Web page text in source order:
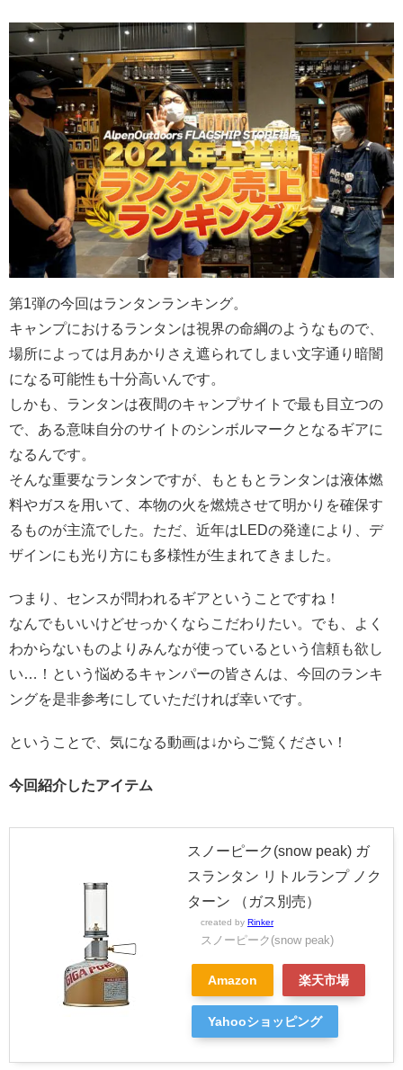
第1弾の今回はランタンランキング。
キャンプにおけるランタンは視界の命綱のようなもので、
場所によっては月あかりさえ遮られてしまい文字通り暗闇
になる可能性も十分高いんです。
しかも、ランタンは夜間のキャンプサイトで最も目立つの
で、ある意味自分のサイトのシンボルマークとなるギアに
なるんです。
そんな重要なランタンですが、もともとランタンは液体燃
料やガスを用いて、本物の火を燃焼させて明かりを確保す
るものが主流でした。ただ、近年はLEDの発達により、デ
ザインにも光り方にも多様性が生まれてきました。
つまり、センスが問われるギアということですね！
なんでもいいけどせっかくならこだわりたい。でも、よく
わからないものよりみんなが使っているという信頼も欲し
い…！という悩めるキャンパーの皆さんは、今回のランキ
ングを是非参考にしていただければ幸いです。
ということで、気になる動画は↓からご覧ください！
今回紹介したアイテム
スノーピーク(snow peak) ガ
スランタン リトルランプ ノク
ターン （ガス別売）
created by Rinker
スノーピーク(snow peak)
Amazon 楽天市場
Yahooショッピング